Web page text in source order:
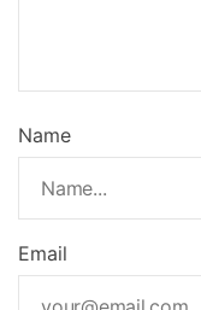
Name
Email